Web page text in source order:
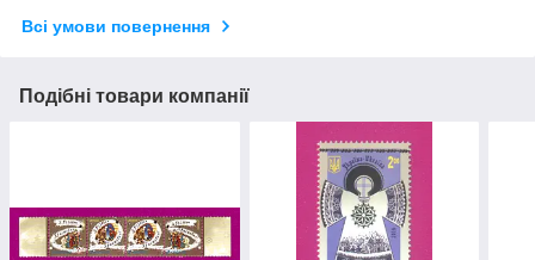
Всі умови повернення
Подібні товари компанії